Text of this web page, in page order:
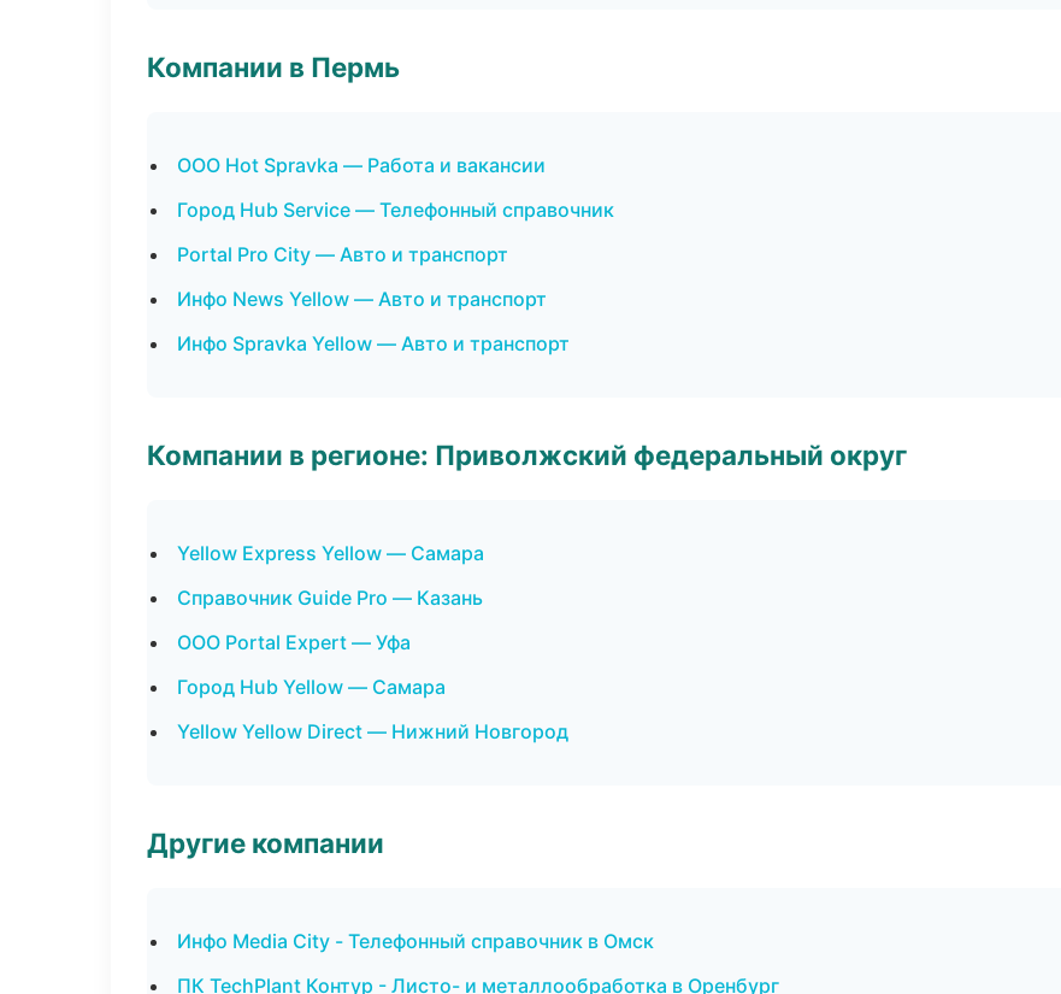
Компании в Пермь
ООО Hot Spravka — Работа и вакансии
Город Hub Service — Телефонный справочник
Portal Pro City — Авто и транспорт
Инфо News Yellow — Авто и транспорт
Инфо Spravka Yellow — Авто и транспорт
Компании в регионе: Приволжский федеральный округ
Yellow Express Yellow — Самара
Справочник Guide Pro — Казань
ООО Portal Expert — Уфа
Город Hub Yellow — Самара
Yellow Yellow Direct — Нижний Новгород
Другие компании
Инфо Media City - Телефонный справочник в Омск
ПК TechPlant Контур - Листо- и металлообработка в Оренбург